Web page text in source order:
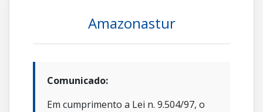
Amazonastur
Comunicado:
Em cumprimento a Lei n. 9.504/97, o